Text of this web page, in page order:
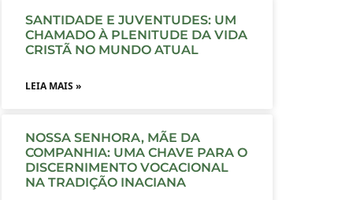
SANTIDADE E JUVENTUDES: UM
CHAMADO À PLENITUDE DA VIDA
CRISTÃ NO MUNDO ATUAL
LEIA MAIS »
NOSSA SENHORA, MÃE DA
COMPANHIA: UMA CHAVE PARA O
DISCERNIMENTO VOCACIONAL
NA TRADIÇÃO INACIANA